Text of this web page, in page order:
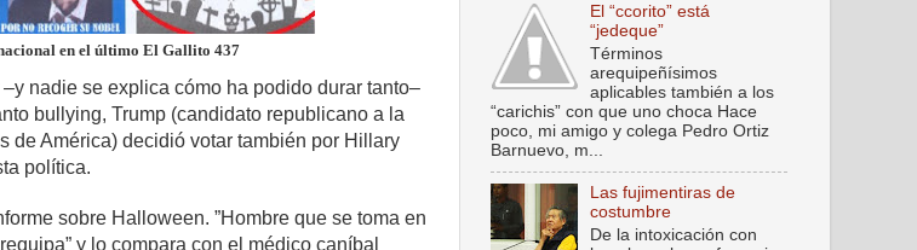
en el último El Gallito 437
nadie se explica cómo ha podido durar tanto–
bullying, Trump (candidato republicano a la
de América) decidió votar también por Hillary
política.
sobre Halloween. ”Hombre que se toma en
y lo compara con el médico caníbal
El “ccorito” está
“jedeque”
Términos
arequipeñísimos
aplicables también a los
“carichis” con que uno choca Hace
poco, mi amigo y colega Pedro Ortiz
Barnuevo, m...
Las fujimentiras de
costumbre
De la intoxicación con